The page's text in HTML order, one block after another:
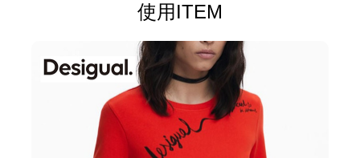
使用ITEM